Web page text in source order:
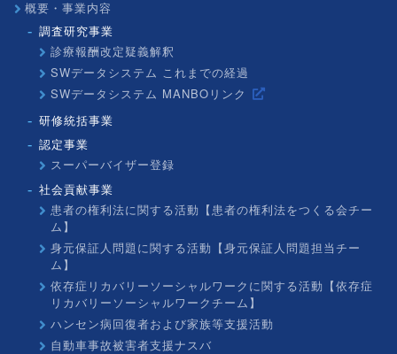
概要・事業内容
調査研究事業
診療報酬改定疑義解釈
SWデータシステム これまでの経過
SWデータシステム MANBOリンク
研修統括事業
認定事業
スーパーバイザー登録
社会貢献事業
患者の権利法に関する活動【患者の権利法をつくる会チー
ム】
身元保証人問題に関する活動【身元保証人問題担当チー
ム】
依存症リカバリーソーシャルワークに関する活動【依存症
リカバリーソーシャルワークチーム】
ハンセン病回復者および家族等支援活動
自動車事故被害者支援ナスバ